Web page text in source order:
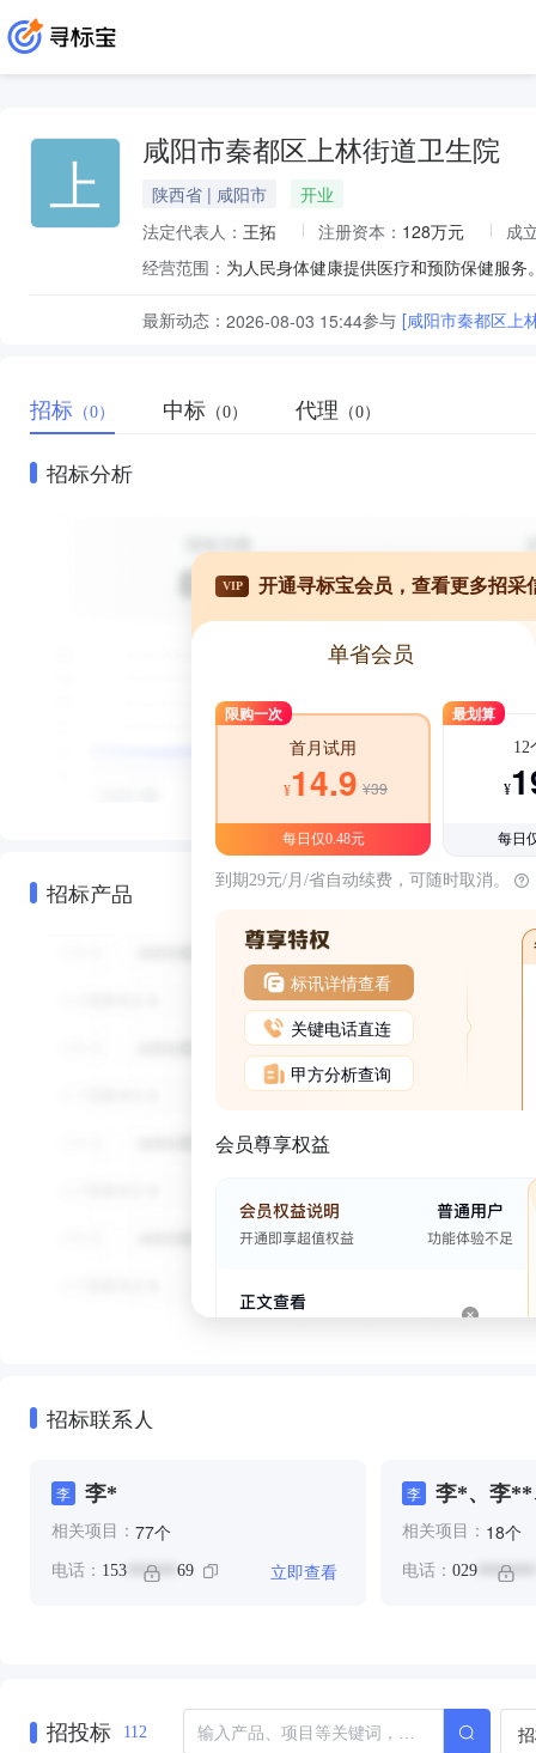
上 咸阳市秦都区上林街道卫生院
陕西省 | 咸阳市
开业
法定代表人： 王拓 注册资本： 128万元
成
经营范围：
最新动态： 2026-08-03 15:44参与 [咸阳市秦都区上
招标 （0） 中标 （0） 代理 （0）
招标分析
招标产品
VIP 开通寻标宝会员，查看更多招采
单省会员
限购一次
首月试用
¥14.9 ¥39
每日仅0.48元
最划算
12
¥
每日
到期29元/月/省自动续费，可随时取消。
标讯详情查看
关键电话直连
甲方分析查询
会员尊享权益
招标联系人
李 李*
相关项目： 77个
电话： 153 ****** 69 立即查看
李 李*、李
相关项目： 18个
电话： 029*******
招投标 112